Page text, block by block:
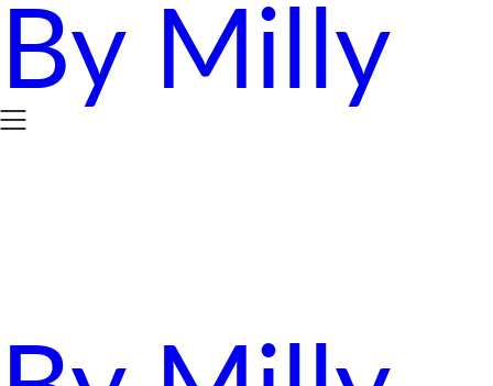
Skip
content
By Milly